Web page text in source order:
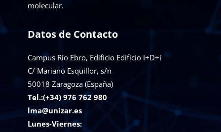
molecular.
Datos de Contacto
Campus Río Ebro, Edificio Edificio I+D+i
C/ Mariano Esquillor, s/n
50018 Zaragoza (España)
Tel.:(+34) 976 762 980
lma@unizar.es
Lunes-Viernes: